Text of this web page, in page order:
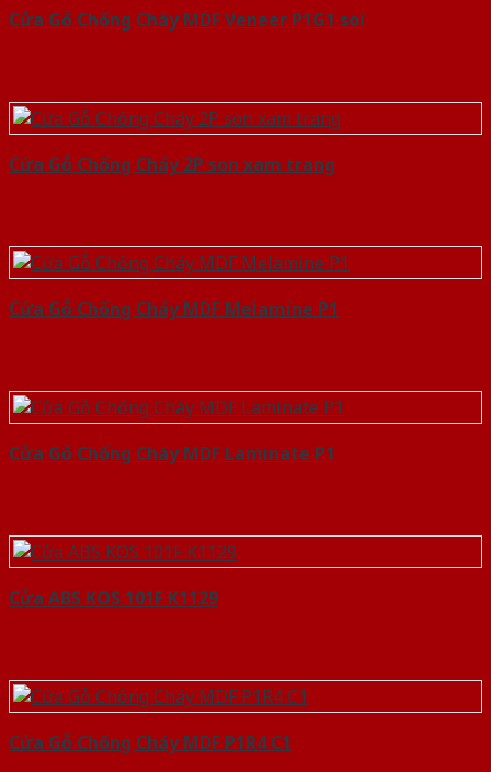
Cửa Gỗ Chống Cháy MDF Veneer P1G1 soi
Cửa Gỗ Chống Cháy 2P son xam trang
Cửa Gỗ Chống Cháy MDF Melamine P1
Cửa Gỗ Chống Cháy MDF Laminate P1
Cửa ABS KOS 101F K1129
Cửa Gỗ Chống Cháy MDF P1R4 C1